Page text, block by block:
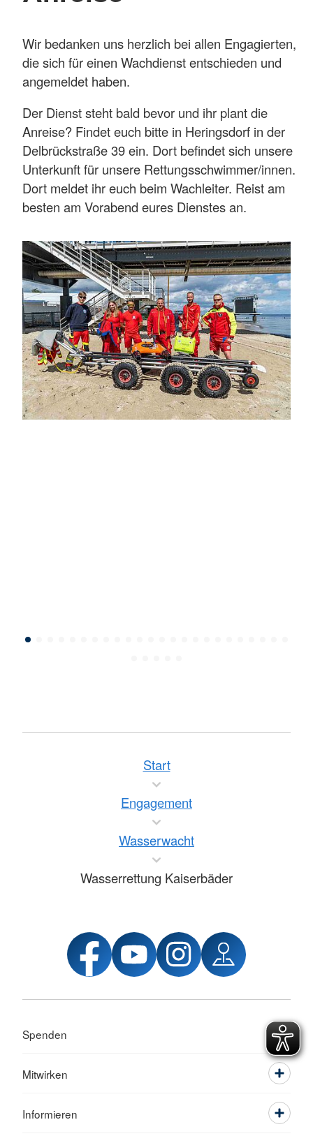
Wir bedanken uns herzlich bei allen Engagierten,
die sich für einen Wachdienst entschieden und
angemeldet haben.
Der Dienst steht bald bevor und ihr plant die
Anreise? Findet euch bitte in Heringsdorf in der
Delbrückstraße 39 ein. Dort befindet sich unsere
Unterkunft für unsere Rettungsschwimmer/innen.
Dort meldet ihr euch beim Wachleiter. Reist am
besten am Vorabend eures Dienstes an.
Start
Engagement
Wasserwacht
Wasserrettung Kaiserbäder
Spenden
Mitwirken
Informieren